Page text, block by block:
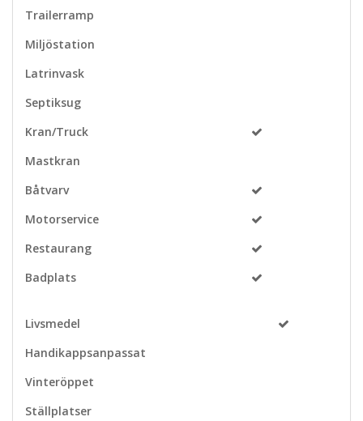
Trailerramp
Miljöstation
Latrinvask
Septiksug
Kran/Truck
Mastkran
Båtvarv
Motorservice
Restaurang
Badplats
Livsmedel
Handikappsanpassat
Vinteröppet
Ställplatser